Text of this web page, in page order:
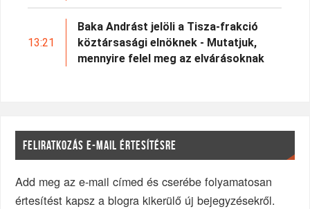
13:21
Baka Andrást jelöli a Tisza-frakció
köztársasági elnöknek - Mutatjuk,
mennyire felel meg az elvárásoknak
FELIRATKOZÁS E-MAIL ÉRTESÍTÉSRE
Add meg az e-mail címed és cserébe folyamatosan
értesítést kapsz a blogra kikerülő új bejegyzésekről.